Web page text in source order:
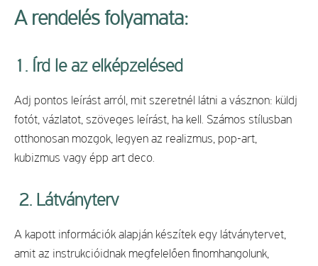
A rendelés folyamata:
1. Írd le az elképzelésed
Adj pontos leírást arról, mit szeretnél látni a vásznon: küldj
fotót, vázlatot, szöveges leírást, ha kell. Számos stílusban
otthonosan mozgok, legyen az realizmus, pop-art,
kubizmus vagy épp art deco.
2. Látványterv
A kapott információk alapján készítek egy látványtervet,
amit az instrukcióidnak megfelelően finomhangolunk,